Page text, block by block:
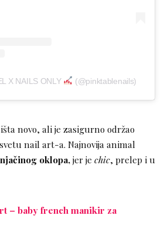
X NAILS ONLY (@pinktablenails)
novo, ali je zasigurno održao
nail art-a. Najnovija animal
oklopa,jer je chic, prelep i u
– baby french manikir za